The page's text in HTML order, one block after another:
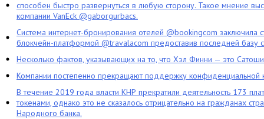
способен быстро развернуться в любую сторону. Такое мнение
компании VanEck @gaborgurbacs.
Система интернет-бронирования отелей @bookingcom заключила
блокчейн-платформой @travalacom предоставив последней базу
Несколько фактов, указывающих на то, что Хэл Финни — это
Компании постепенно прекращают поддержку конфиденциальной
В течение 2019 года власти КНР прекратили деятельность 173
токенами, однако это не сказалось отрицательно на гражданах
Народного банка.